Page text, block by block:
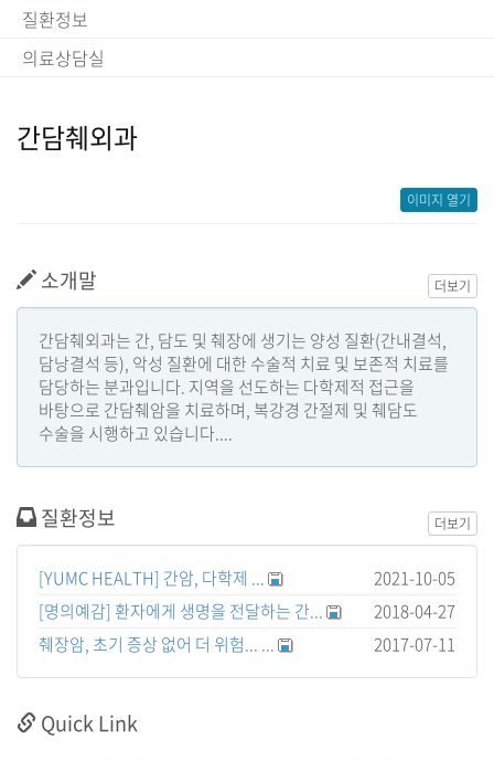
질환정보
의료상담실
간담췌외과
이미지 열기
소개말
간담췌외과는 간, 담도 및 췌장에 생기는 양성 질환(간내결석,
담낭결석 등), 악성 질환에 대한 수술적 치료 및 보존적 치료를
담당하는 분과입니다. 지역을 선도하는 다학제적 접근을
바탕으로 간담췌암을 치료하며, 복강경 간절제 및 췌담도
수술을 시행하고 있습니다....
더보기
질환정보
[YUMC HEALTH] 간암, 다학제 ...
2021-10-05
[명의예감] 환자에게 생명을 전달하는 간...
2018-04-27
췌장암, 초기 증상 없어 더 위험... ...
2017-07-11
더보기
Quick Link